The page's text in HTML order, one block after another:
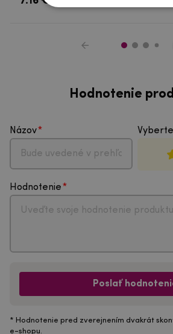
Hodnotenie
Názov
Hodnotenie
Poslať
* Hodnotenie pred zverejnením dvakrát
e-shopu.